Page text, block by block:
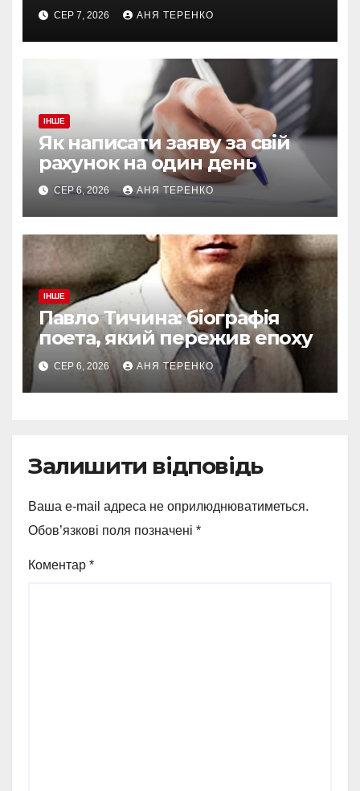
СЕР 7, 2026 АНЯ ТЕРЕНКО
ІНШЕ
Як написати заяву за свій
рахунок на один день
СЕР 6, 2026 АНЯ ТЕРЕНКО
ІНШЕ
Павло Тичина: біографія
поета, який пережив епоху
СЕР 6, 2026 АНЯ ТЕРЕНКО
Залишити відповідь
Ваша e-mail адреса не оприлюднюватиметься.
Обов’язкові поля позначені *
Коментар *